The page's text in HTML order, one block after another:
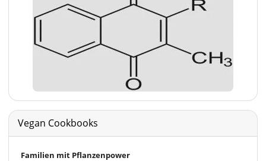
Vegan Cookbooks
Familien mit Pflanzenpower